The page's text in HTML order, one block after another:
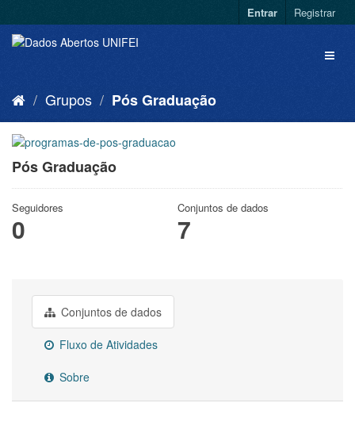
Entrar Registrar
Grupos Pós Graduação
Pós Graduação
Seguidores
0
Conjuntos de dados
7
Conjuntos de dados
Fluxo de Atividades
Sobre